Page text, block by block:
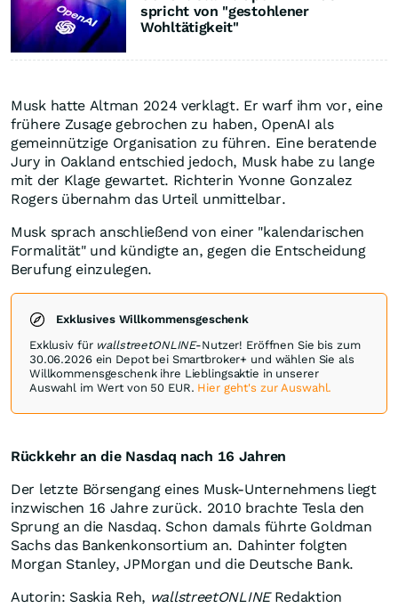
spricht von "gestohlener
Wohltätigkeit"
Musk hatte Altman 2024 verklagt. Er warf ihm vor, eine
frühere Zusage gebrochen zu haben, OpenAI als
gemeinnützige Organisation zu führen. Eine beratende
Jury in Oakland entschied jedoch, Musk habe zu lange
mit der Klage gewartet. Richterin Yvonne Gonzalez
Rogers übernahm das Urteil unmittelbar.
Musk sprach anschließend von einer "kalendarischen
Formalität" und kündigte an, gegen die Entscheidung
Berufung einzulegen.
Exklusives Willkommensgeschenk
Exklusiv für wallstreetONLINE-Nutzer! Eröffnen Sie bis zum
30.06.2026 ein Depot bei Smartbroker+ und wählen Sie als
Willkommensgeschenk ihre Lieblingsaktie in unserer
Auswahl im Wert von 50 EUR. Hier geht's zur Auswahl.
Rückkehr an die Nasdaq nach 16 Jahren
Der letzte Börsengang eines Musk-Unternehmens liegt
inzwischen 16 Jahre zurück. 2010 brachte Tesla den
Sprung an die Nasdaq. Schon damals führte Goldman
Sachs das Bankenkonsortium an. Dahinter folgten
Morgan Stanley, JPMorgan und die Deutsche Bank.
Autorin: Saskia Reh, wallstreetONLINERedaktion